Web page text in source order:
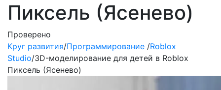
Пиксель (Ясенево)
Проверено
Круг развития/Программирование /Roblox
Studio/3D-моделирование для детей в Roblox
Пиксель (Ясенево)